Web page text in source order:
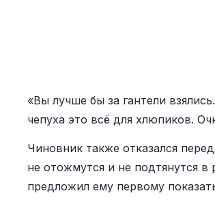
«Вы лучше бы за гантели
чепуха это всё для хлюпиков.
Чиновник также отказался
не отожмутся и не подтянутся
предложил ему первому